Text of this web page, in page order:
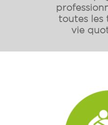
toutes les
vie